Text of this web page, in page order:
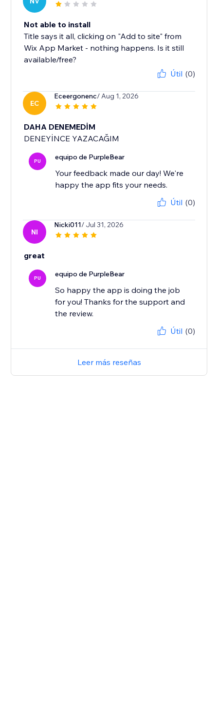
Not able to install
Title says it all, clicking on "Add to site" from
Wix App Market - nothing happens. Is it still
available/free?
Útil (0)
EC
Eceergonenc/ Aug 1, 2026
DAHA DENEMEDİM
DENEYİNCE YAZACAĞIM
PU equipo de PurpleBear
Your feedback made our day! We're
happy the app fits your needs.
Útil (0)
NI
Nicki011/ Jul 31, 2026
great
PU equipo de PurpleBear
So happy the app is doing the job
for you! Thanks for the support and
the review.
Útil (0)
Leer más reseñas